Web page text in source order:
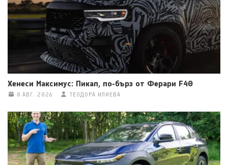
Хенеси Максимус: Пикап, по-бърз от Ферари F40
8 АВГ. 2026 ТЕОДОРА ИЛИЕВА